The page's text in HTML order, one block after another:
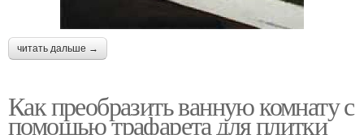
читать дальше →
Как преобразить ванную комнату с
помощью трафарета для плитки